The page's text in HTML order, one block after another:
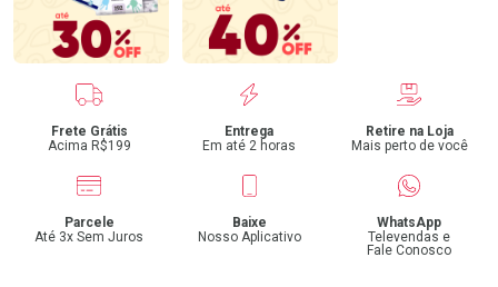
Benefícios
Frete Grátis
Acima R$199
Entrega
Em até 2 horas
Retire na Loja
Mais perto de você
Parcele
Até 3x Sem Juros
Baixe
Nosso Aplicativo
WhatsApp
Televendas e
Fale Conosco